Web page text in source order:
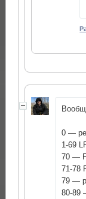
0 —
1-69
70 —
71-78
79 —
80-89